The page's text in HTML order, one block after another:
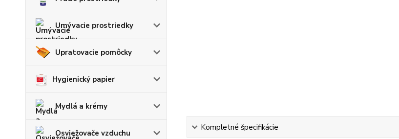
Umývacie prostriedky
Upratovacie pomôcky
Hygienický papier
Mydlá a krémy
Osviežovače vzduchu
Kompletné špecifikácie